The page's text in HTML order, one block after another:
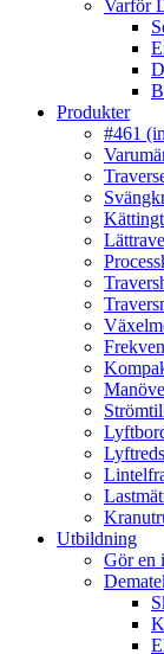
Varför
Produkter
#461
Utbildning
Gör en